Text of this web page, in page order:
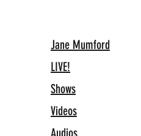
Jane Mumford
LIVE!
Shows
Videos